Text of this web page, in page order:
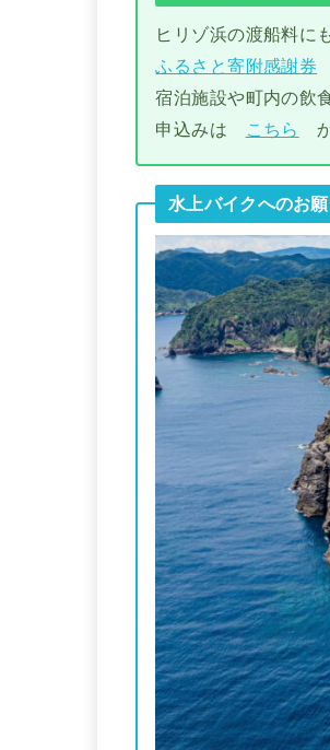
ヒリゾ浜の渡船料に
ふるさと寄附感謝券
宿泊施設や町内の飲
申込みは
こちら
水上バイクへのお